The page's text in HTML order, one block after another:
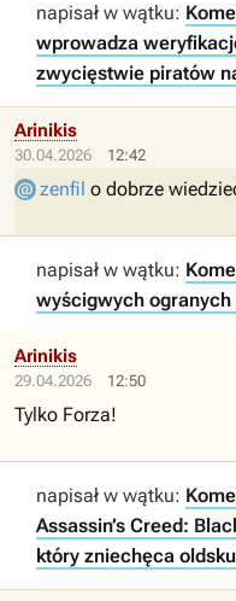
napisał w wątku:
wprowadza
zwycięstwie piratów
30.04.2026 12:42
Arinikis
zenfil o dobrze
napisał w wątku:
wyścigwych
29.04.2026 12:50
Arinikis
Tylko Forza!
napisał w wątku:
Assassin’s Creed:
który zniechęca